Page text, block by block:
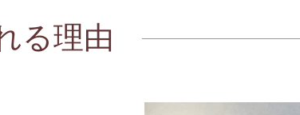
る理由